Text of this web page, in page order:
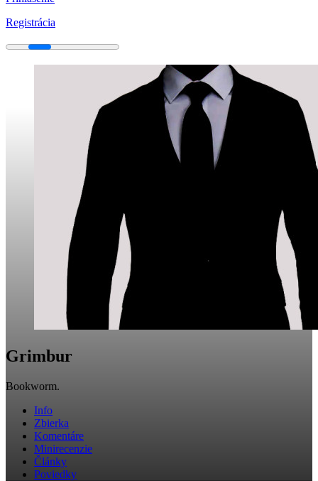
Registrácia
Grimbur
Bookworm.
Info
Zbierka
Komentáre
Minirecenzie
Články
Poviedky